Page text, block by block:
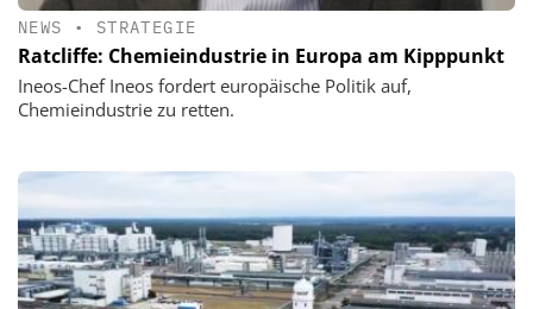
NEWS • STRATEGIE
Ratcliffe: Chemieindustrie in Europa am Kipppunkt
Ineos-Chef Ineos fordert europäische Politik auf,
Chemieindustrie zu retten.